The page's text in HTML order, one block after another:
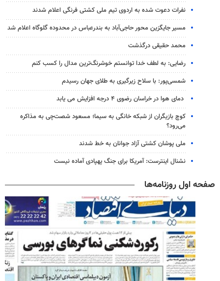
نفرات دعوت شده به اردوی تیم ملی کشتی فرنگی اعلام شدند
مسیر جایگزین محور حاجی‌آباد به بندرعباس در محدوده گلوگاه اعلام شد
محمد حقیقی درگذشت
رضایی: به لطف خدا توانستم خوشرنگ‌ترین مدال را کسب کنم
شمسی‌پور: با سلاح زیرگیری به طلای جهان رسیدم
دمای هوا در خراسان رضوی ۴ درجه افزایش می یابد
کوچ بازیگران از شبکه خانگی به سیما؛ مسعود شصت‌چی به مذاکره
می‌رود؟
ملی پوشان کشتی آزاد جوانان به خط شدند
نشنال اینترست: آمریکا برای جنگ پهپادی آماده نیست
صفحه اول روزنامه‌ها